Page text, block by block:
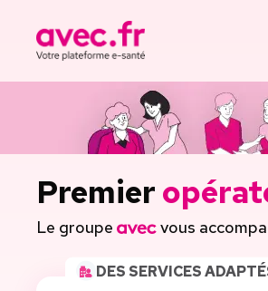
Premier
Le groupe vous
DES SERVICES